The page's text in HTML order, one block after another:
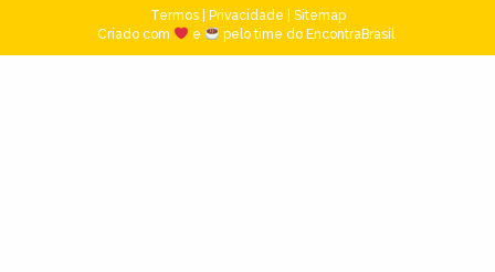
Termos| Privacidade
Sitemap
Criado com
e pelo time do EncontraBrasil